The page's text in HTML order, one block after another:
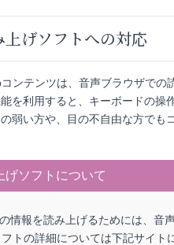
上げソフトへの対応
ンテンツは、音声ブラウザでの
を利用すると、キーボードの操
弱い方や、目の不自由な方でも
げソフトについて
情報を読み上げるためには、音
トの詳細については下記サイト